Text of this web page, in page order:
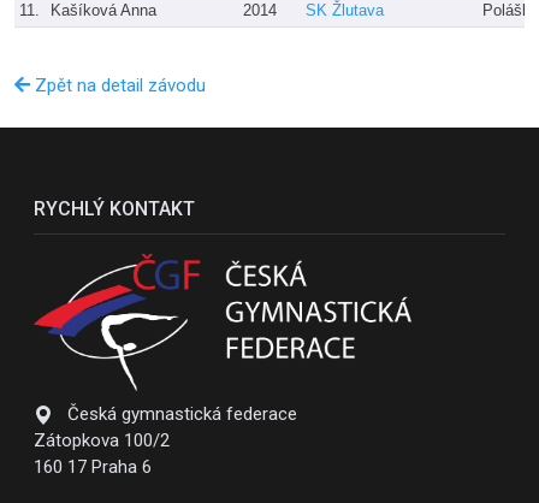
11.
Kašíková Anna 2014 SK Žlutava
Zpět na detail závodu
RYCHLÝ KONTAKT
Česká gymnastická federace
Zátopkova 100/2
160 17 Praha 6